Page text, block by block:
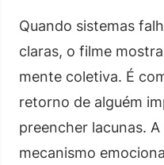
Quando sistemas
claras, o filme
mente coletiva. É
retorno de alguém
preencher lacunas.
mecanismo